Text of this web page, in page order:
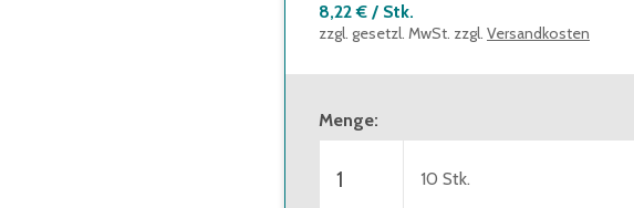
8,22 € / Stk.
zzgl. gesetzl. MwSt. zzgl. Versandkosten
Menge:
10 Stk.